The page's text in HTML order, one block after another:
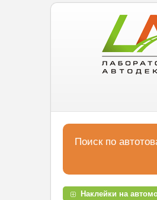
Поиск по
Наклейки на